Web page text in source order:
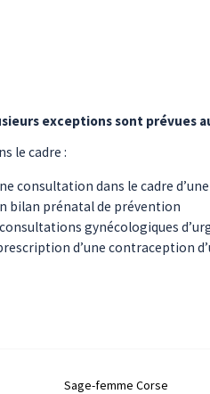
exceptions sont prévues
le cadre :
consultation dans le cadre d’une
bilan prénatal de prévention
gynécologiques
d’une contraception
Sage-femme Corse